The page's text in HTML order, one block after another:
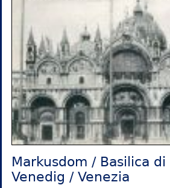
Markusdom / Basilica di
Venedig / Venezia